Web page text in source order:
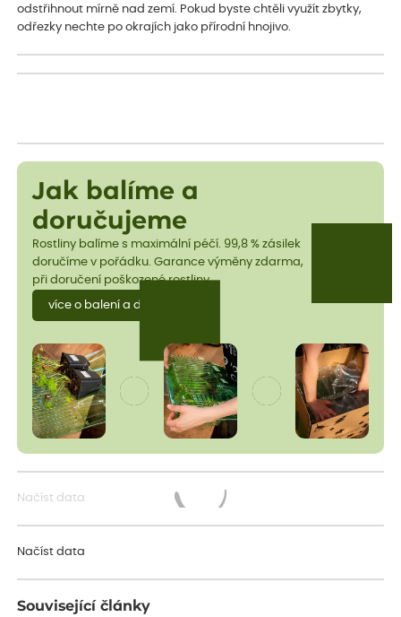
odstřihnout mírně nad zemí. Pokud byste chtěli využít zbytky,
odřezky nechte po okrajích jako přírodní hnojivo.
Jak balíme a
doručujeme
Rostliny balíme s maximální péčí. 99,8 % zásilek
doručíme v pořádku. Garance výměny zdarma,
při doručení poškozené rostliny.
více o balení a dopravě
Načíst data
Načíst data
Související články